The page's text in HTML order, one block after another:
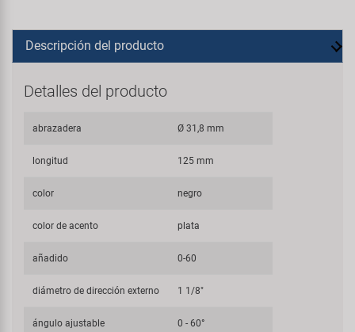
Descripción del producto
Detalles del producto
abrazadera Ø 31,8 mm
longitud 125 mm
color negro
color de acento plata
añadido 0-60
diámetro de dirección externo 1 1/8"
ángulo ajustable 0 - 60°